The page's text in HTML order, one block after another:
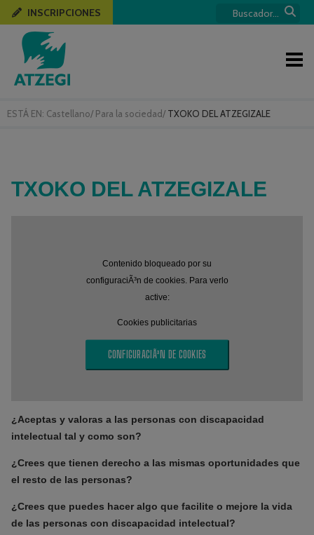
ESTÁ EN: Castellano/ Para la sociedad/ TXOKO DEL ATZEGIZALE
INSCRIPCIONES
TXOKO DEL ATZEGIZALE
Contenido bloqueado por su
configuraciÃ³n de cookies. Para verlo
active:
Cookies publicitarias
CONFIGURACIÃ³N DE COOKIES
¿Aceptas y valoras a las personas con discapacidad
intelectual tal y como son?
¿Crees que tienen derecho a las mismas oportunidades que
el resto de las personas?
¿Crees que puedes hacer algo que facilite o mejore la vida
de las personas con discapacidad intelectual?